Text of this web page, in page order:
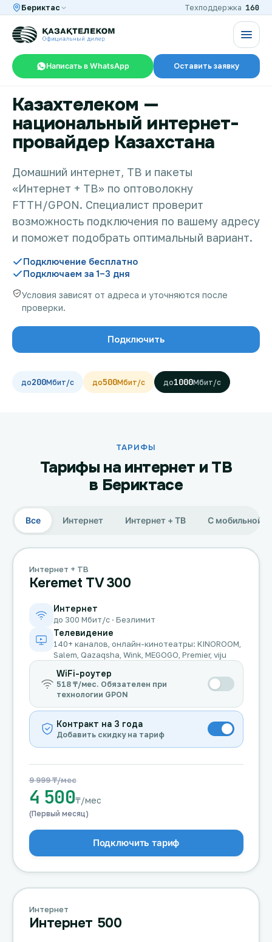
Бериктас Техподдержка 160
Написать в WhatsApp Оставить заявку
Интернет и ТВ в частном доме
Интернет в офис
TV+
Проверить возможность подключения
Проверить возможность подключения по названию
Заявка на подбор тарифа
Подключиться к КазахТелеком
Казахтелеком —
национальный интернет-
провайдер Казахстана
Домашний интернет, ТВ и пакеты
«Интернет + ТВ» по оптоволокну
FTTH/GPON. Специалист проверит
возможность подключения по вашему адресу
и поможет подобрать оптимальный вариант.
Подключение бесплатно
Подключаем за 1–3 дня
Условия зависят от адреса и уточняются после
проверки.
Подключить
200 500 1000
ТАРИФЫ
Тарифы на интернет и ТВ
в Бериктасе
Все Интернет Интернет + ТВ С мобильной
Интернет + ТВ
Keremet TV 300
Интернет
до 300 Мбит/с · Безлимит
Телевидение
140+ каналов, онлайн-кинотеатры: KINOROOM,
Salem, Qazaqsha, Wink, MEGOGO, Premier, viju
WiFi-роутер
518 ₸/мес. Обязателен при
технологии GPON
Контракт на 3 года
Добавить скидку на тариф
9 999 ₸/мес
4 500₸/мес
(Первый месяц)
Подключить тариф
Интернет
Интернет 500